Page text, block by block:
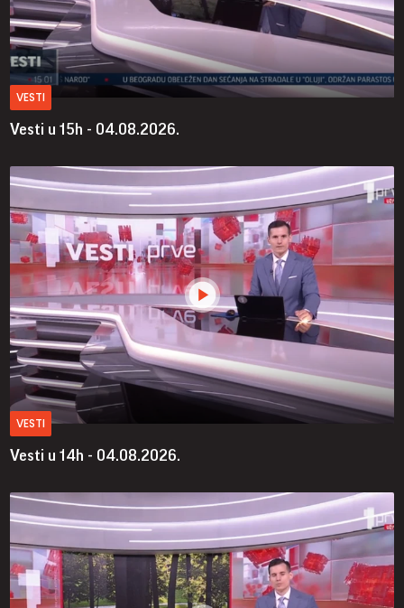
VESTI
Vesti u 15h - 04.08.2026.
VESTI
Vesti u 14h - 04.08.2026.